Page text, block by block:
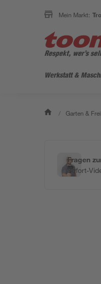
Mein Markt:
Werkstatt &
/ Garten &
Fragen
Sofort-